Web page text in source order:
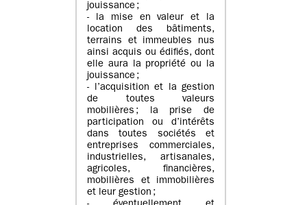
jouissance ;
- la mise en valeur et la
location des bâtiments,
terrains et immeubles nus
ainsi acquis ou édifiés, dont
elle aura la propriété ou la
jouissance ;
- l’acquisition et la gestion
de toutes valeurs
mobilières ; la prise de
participation ou d’intérêts
dans toutes sociétés et
entreprises commerciales,
industrielles, artisanales,
agricoles, financières,
mobilières et immobilières
et leur gestion ;